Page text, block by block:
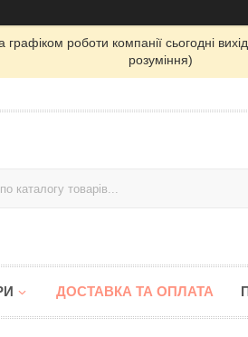
роботи компанії сьогодні
розуміння)
ДОСТАВКА ТА ОПЛАТА